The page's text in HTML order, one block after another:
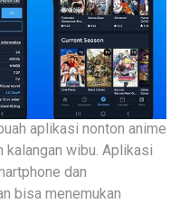
aplikasi nonton anime
kalangan wibu. Aplikasi
dan
bisa menemukan